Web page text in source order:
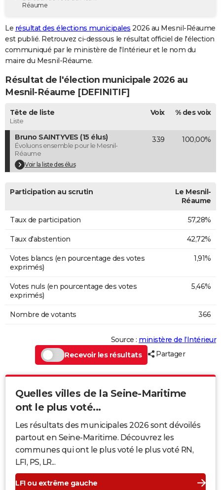
Destinations
City break
Voyage nature
Voyage de noces
Forum
GUIDES D'ACHAT
BONS PLANS
Carte de Noël
Carte Bonne année
Carte Saint-Valentin
Carte Pâques
Carte d'anniversaire
DICTIONNAIRE
Dictionnaire
Biographies
Citations
Expressions
Proverbes
PROGRAMME TV
COPAINS D'AVANT
S'inscrire
Se connecter
Lycées
Collèges
Primaires
Universités
Entreprises
Service militaire
Avis de recherche
AVIS DE DÉCÈS
FORUM
Bricolage
Lifestyle
Culture
Sport
Auto
Television
Voyage
Cinema
Réaume
Le résultat des élections municipales 2026 au Mesnil-Réaume
est publié. Retrouvez ci-dessous le résultat officiel de l'élection
communiqué par le ministère de l'Intérieur et le nom du
maire du Mesnil-Réaume.
Résultat de l'élection municipale 2026 au
Mesnil-Réaume [DEFINITIF]
Tête de liste
Liste
Voix % des voix
Bruno SAINTYVES (15 élus)
Évoluons ensemble pour le Mesnil-
Réaume
Voir la liste des élus
339 100,00%
Participation au scrutin
Le Mesnil-
Réaume
Taux de participation 57,28%
Taux d'abstention 42,72%
Votes blancs (en pourcentage des votes
exprimés)
1,91%
Votes nuls (en pourcentage des votes
exprimés)
5,46%
Nombre de votants 366
Source : ministère de l’Intérieur
Recevoir les résultats
Partager
Quelles villes de la Seine-Maritime
ont le plus voté...
Les résultats des municipales 2026 sont dévoilés
partout en Seine-Maritime. Découvrez les
communes qui ont le plus voté le plus voté RN,
LFI, PS, LR...
LFI ou extrême gauche